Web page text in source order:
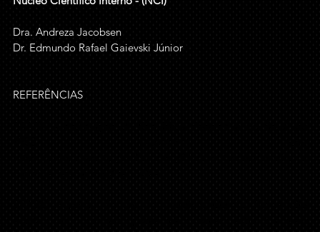
Dra. Andreza Jacobsen
Dr. Edmundo Rafael Gaievski Júnior
REFERÊNCIAS